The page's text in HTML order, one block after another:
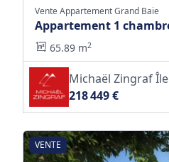
Vente Appartement Grand Baie
Appartement 1
65.89 m2
Michaël Zingraf
218 449 €
VENTE